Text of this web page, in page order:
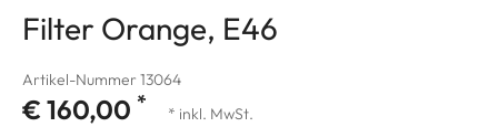
Filter Orange, E46
Artikel-Nummer 13064
€ 160,00 * * inkl. MwSt.